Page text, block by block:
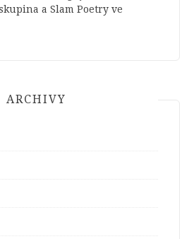
a Slam Poetry ve
ARCHIVY